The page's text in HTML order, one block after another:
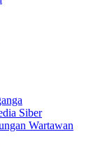
Siber
Wartawan